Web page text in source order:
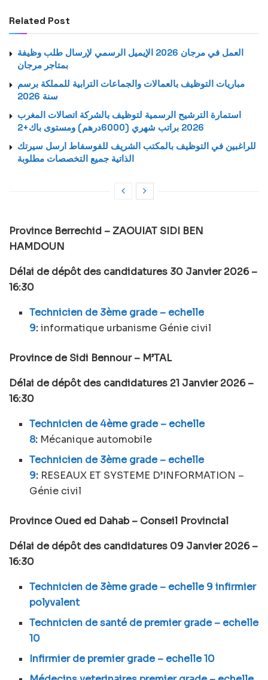
Related Post
العمل في مرجان 2026 الإيميل الرسمي لإرسال طلب وظيفة
بمتاجر مرجان
مباريات التوظيف بالعمالات والجماعات الترابية للمملكة برسم
سنة 2026
استمارة الترشيح الرسمية لتوظيف بالشركة اتصالات المغرب
2026 براتب شهري (6000درهم) ومستوى باك+2
للراغبين في التوظيف بالمكتب الشريف للفوسفاط ارسل سيرتك
الذاتية جميع التخصصات مطلوبة
Province Berrechid – ZAOUIAT SIDI BEN
HAMDOUN
Délai de dépôt des candidatures 30 Janvier 2026 –
16:30
Technicien de 3ème grade – echelle
9:informatique urbanisme Génie civil
Province de Sidi Bennour – M’TAL
Délai de dépôt des candidatures 21 Janvier 2026 –
16:30
Technicien de 4ème grade – echelle
8: Mécanique automobile
Technicien de 3ème grade – echelle
9: RESEAUX ET SYSTEME D’INFORMATION –
Génie civil
Province Oued ed Dahab – Conseil Provincial
Délai de dépôt des candidatures 09 Janvier 2026 –
16:30
Technicien de 3ème grade – echelle 9 infirmier
polyvalent
Technicien de santé de premier grade – echelle
10
Infirmier de premier grade – echelle 10